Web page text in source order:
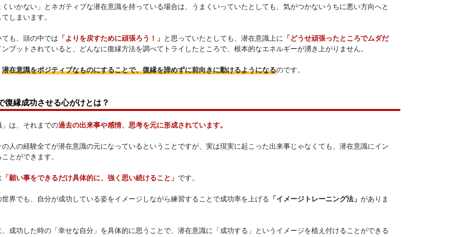
いかない」とネガティブな潜在意識を持っている場合は、うまくいっていたとしても、気がつかないうちに悪い方向へと
しまいます。
も、頭の中では 「よりを戻すために頑張ろう！」 と思っていたとしても、潜在意識上に 「どうせ頑張ったところでムダだ
プットされていると、どんなに復縁方法を調べてトライしたところで、根本的なエネルギーが湧き上がりません。
潜在意識をポジティブなものにすることで、復縁を諦めずに前向きに動けるようになるのです。
復縁成功させる心がけとは？
は、それまでの過去の出来事や感情、思考を元に形成されています。
人の経験全てが潜在意識の元になっているということですが、実は現実に起こった出来事じゃなくても、潜在意識にイン
とができます。
「願い事をできるだけ具体的に、強く思い続けること」 です。
界でも、自分が成功している姿をイメージしながら練習することで成功率を上げる 「イメージトレーニング法」 がありま
成功した時の「幸せな自分」を具体的に思うことで、潜在意識に「成功する」というイメージを植え付けることができる